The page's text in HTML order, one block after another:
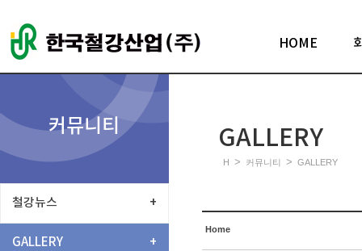
HOME
커뮤니티
철강뉴스 +
GALLERY +
GALLERY
H > 커뮤니티 > GALLERY
Home
Sketchbook5, 스케치북5
Sketchbook5, 스케치북5